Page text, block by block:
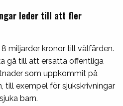
leder till att fler
miljarder kronor till välfärden.
gå till att ersätta offentliga
som uppkommit på
till exempel för sjukskrivningar
barn.